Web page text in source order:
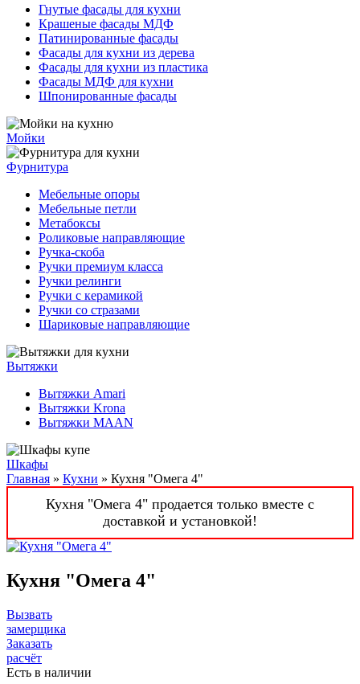
Гнутые фасады для кухни
Крашеные фасады МДФ
Патинированные фасады
Фасады для кухни из дерева
Фасады для кухни из пластика
Фасады МДФ для кухни
Шпонированные фасады
Мойки
Фурнитура
Мебельные опоры
Мебельные петли
Метабоксы
Роликовые направляющие
Ручка-скоба
Ручки премиум класса
Ручки релинги
Ручки с керамикой
Ручки со стразами
Шариковые направляющие
Вытяжки
Вытяжки Amari
Вытяжки Krona
Вытяжки MAAN
Шкафы
Главная » Кухни » Кухня "Омега 4"
Кухня "Омега 4" продается только вместе с
доставкой и установкой!
Кухня "Омега 4"
Вызвать
замерщика
Заказать
расчёт
Есть в наличии